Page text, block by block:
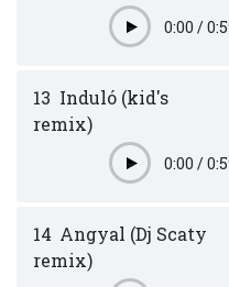
Play0:00 /
13 Induló (kid's
remix)
Play0:00 /
14 Angyal (Dj Scaty
remix)